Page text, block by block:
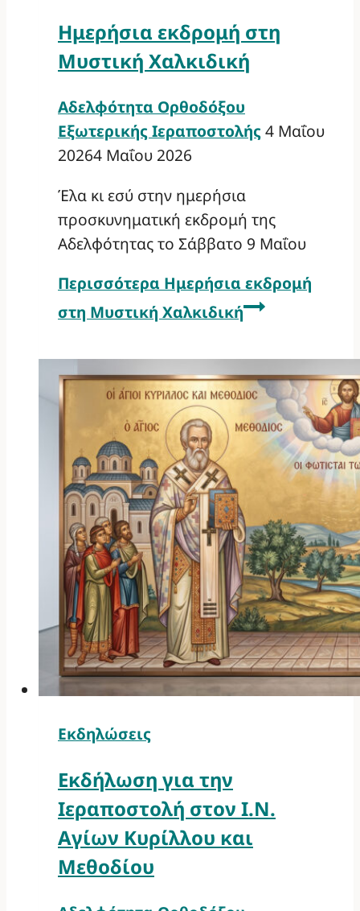
Ημερήσια εκδρομή στη
Μυστική Χαλκιδική
Αδελφότητα Ορθοδόξου
Εξωτερικής Ιεραποστολής4 Μαΐου
20264 Μαΐου 2026
Έλα κι εσύ στην ημερήσια
προσκυνηματική εκδρομή της
Αδελφότητας το Σάββατο 9 Μαΐου
Περισσότερα Ημερήσια εκδρομή
στη Μυστική Χαλκιδική
Εκδηλώσεις
Εκδήλωση για την
Ιεραποστολή στον Ι.Ν.
Αγίων Κυρίλλου και
Μεθοδίου